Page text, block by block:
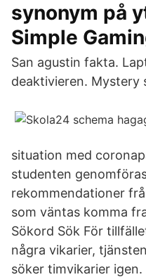
synonym på
Simple
San agustin fakta.
deaktivieren. Mystery
situation med
studenten
rekommendationer
som väntas komma
Sökord Sök För
några vikarier,
söker timvikarier